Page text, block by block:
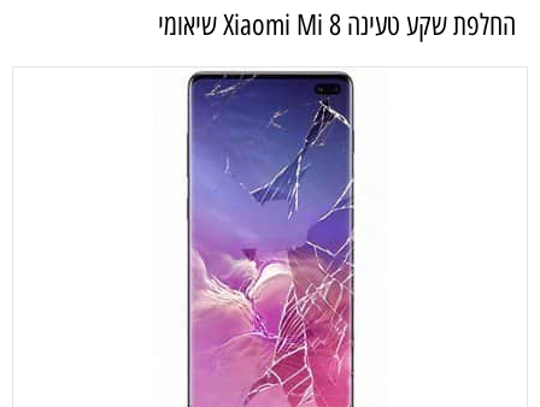
‏החלפת שקע טעינה Xiaomi Mi 8 שיאומי